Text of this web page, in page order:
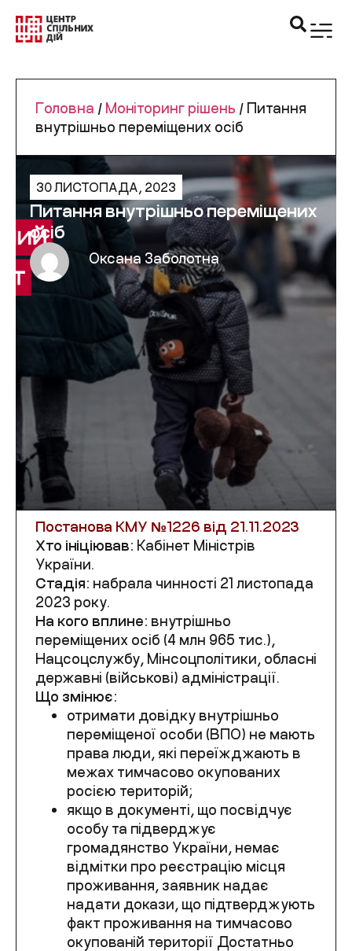
Головна / Моніторинг рішень / Питання
внутрішньо переміщених осіб
30 ЛИСТОПАДА, 2023
Питання внутрішньо переміщених
осіб
Оксана Заболотна
Постанова КМУ №1226 від 21.11.2023
Хто ініціював: Кабінет Міністрів
України.
Стадія: набрала чинності 21 листопада
2023 року.
На кого вплине: внутрішньо
переміщених осіб (4 млн 965 тис.),
Нацсоцслужбу, Мінсоцполітики, обласні
державні (військові) адміністрації.
Що змінює:
отримати довідку внутрішньо
переміщеної особи (ВПО) не мають
права люди, які переїжджають в
межах тимчасово окупованих
росією територій;
якщо в документі, що посвідчує
особу та підверджує
громадянство України, немає
відмітки про реєстрацію місця
проживання, заявник надає
надати докази, що підтверджують
факт проживання на тимчасово
окупованій території Достатньо